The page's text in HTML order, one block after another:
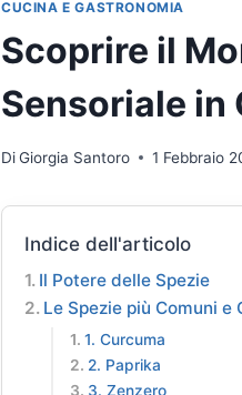
CUCINA E GASTRONOMIA
Scoprire il
Sensoriale in
DiGiorgia Santoro 1 Febbraio
Indice dell'articolo
Il Potere delle Spezie
Le Spezie più Comuni e
1. Curcuma
2. Paprika
3. Zenzero